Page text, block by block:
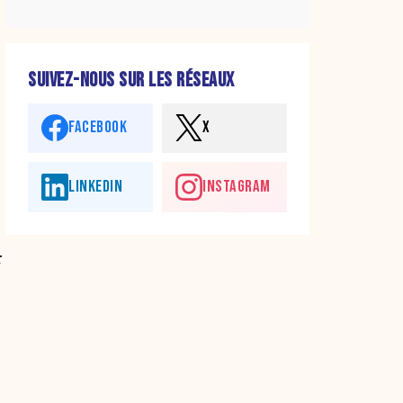
SUIVEZ-NOUS SUR LES RÉSEAUX
FACEBOOK X
LINKEDIN INSTAGRAM